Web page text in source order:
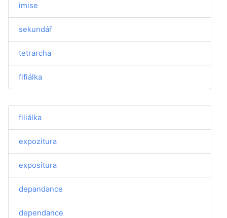
imise
sekundář
tetrarcha
fifiálka
filiálka
expozitura
expositura
depandance
dependance